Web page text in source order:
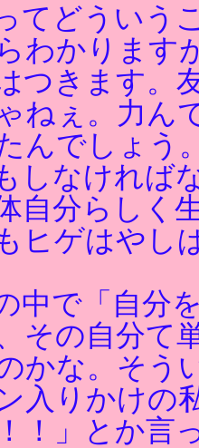
てどういう
わかります
つきます。
ねぇ。力ん
んでしょう
しなければ
自分らしく
ヒゲはやし
中で「自分
その自分て
かな。そう
入りかけの
！」とか言